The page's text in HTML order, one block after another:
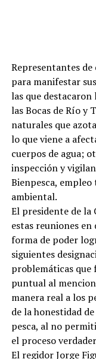
Representantes
para manifestar
las que
las Bocas de Río y
naturales que
lo que viene a
cuerpos de agua;
inspección y
Bienpesca,
ambiental.
El presidente de la
estas reuniones en
forma de poder
siguientes
problemáticas que
puntual al
manera real a los
de la honestidad
pesca, al no
el proceso
El regidor Jorge